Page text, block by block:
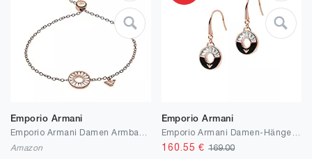
Emporio Armani
Amazon
Emporio Armani
160.55 € 169.00